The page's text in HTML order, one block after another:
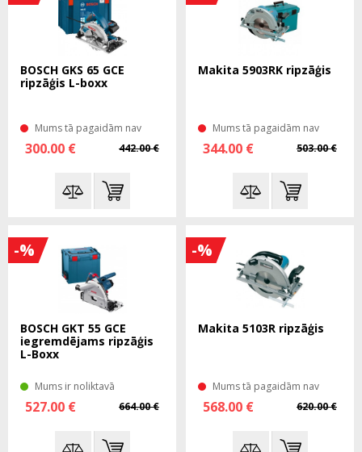
BOSCH GKS 65 GCE
ripzāģis L-boxx
Mums tā pagaidām nav
442.00 €
300.00 €
Makita 5903RK ripzāģis
Mums tā pagaidām nav
503.00 €
344.00 €
-%
BOSCH GKT 55 GCE
iegremdējams ripzāģis
L-Boxx
Mums ir noliktavā
664.00 €
527.00 €
-%
Makita 5103R ripzāģis
Mums tā pagaidām nav
620.00 €
568.00 €